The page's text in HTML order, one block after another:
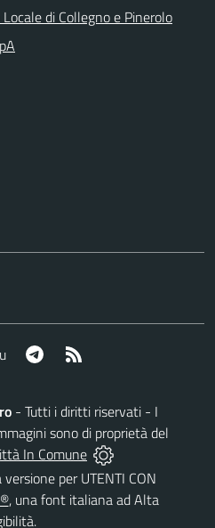
di Collegno e Pinerolo
Telegram
- Tutti i diritti riservati - I
sono di proprietà del
In Comune
per UTENTI CON
, una font italiana ad Alta